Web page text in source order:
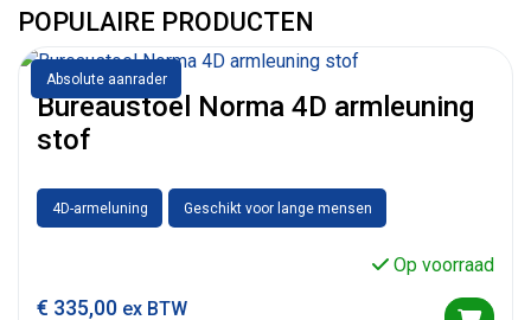
POPULAIRE PRODUCTEN
Absolute aanrader
Bureaustoel Norma 4D armleuning
stof
4D-armeluning Geschikt voor lange mensen
Op voorraad
€ 335,00 ex BTW